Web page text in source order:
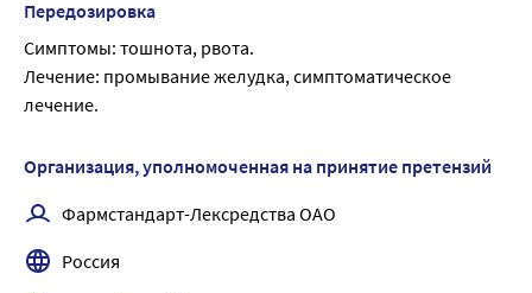
Передозировка
Симптомы: тошнота, рвота.
Лечение: промывание желудка, симптоматическое
лечение.
Организация, уполномоченная на принятие претензий
Фармстандарт-Лексредства ОАО
Россия